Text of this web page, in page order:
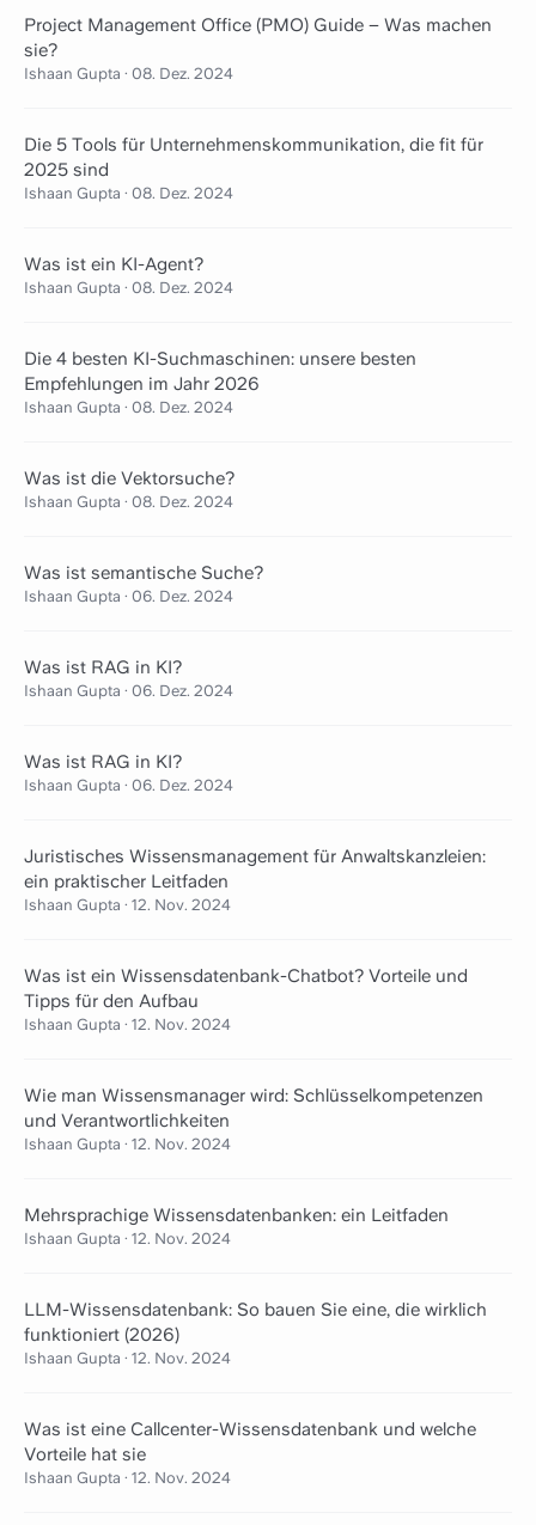
Project Management Office (PMO) Guide – Was machen
sie?
Ishaan Gupta · 08. Dez. 2024
Die 5 Tools für Unternehmenskommunikation, die fit für
2025 sind
Ishaan Gupta · 08. Dez. 2024
Was ist ein KI-Agent?
Ishaan Gupta · 08. Dez. 2024
Die 4 besten KI-Suchmaschinen: unsere besten
Empfehlungen im Jahr 2026
Ishaan Gupta · 08. Dez. 2024
Was ist die Vektorsuche?
Ishaan Gupta · 08. Dez. 2024
Was ist semantische Suche?
Ishaan Gupta · 06. Dez. 2024
Was ist RAG in KI?
Ishaan Gupta · 06. Dez. 2024
Was ist RAG in KI?
Ishaan Gupta · 06. Dez. 2024
Juristisches Wissensmanagement für Anwaltskanzleien:
ein praktischer Leitfaden
Ishaan Gupta · 12. Nov. 2024
Was ist ein Wissensdatenbank-Chatbot? Vorteile und
Tipps für den Aufbau
Ishaan Gupta · 12. Nov. 2024
Wie man Wissensmanager wird: Schlüsselkompetenzen
und Verantwortlichkeiten
Ishaan Gupta · 12. Nov. 2024
Mehrsprachige Wissensdatenbanken: ein Leitfaden
Ishaan Gupta · 12. Nov. 2024
LLM-Wissensdatenbank: So bauen Sie eine, die wirklich
funktioniert (2026)
Ishaan Gupta · 12. Nov. 2024
Was ist eine Callcenter-Wissensdatenbank und welche
Vorteile hat sie
Ishaan Gupta · 12. Nov. 2024